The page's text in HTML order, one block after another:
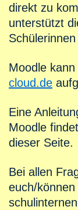
direkt zu
unterstützt
Moodle
cloud.de
Eine
Moodle
dieser Seite.
Bei allen
euch/